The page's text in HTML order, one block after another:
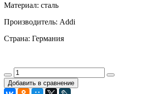
Материал: сталь
Производитель: Addi
Страна: Германия
Добавить в сравнение